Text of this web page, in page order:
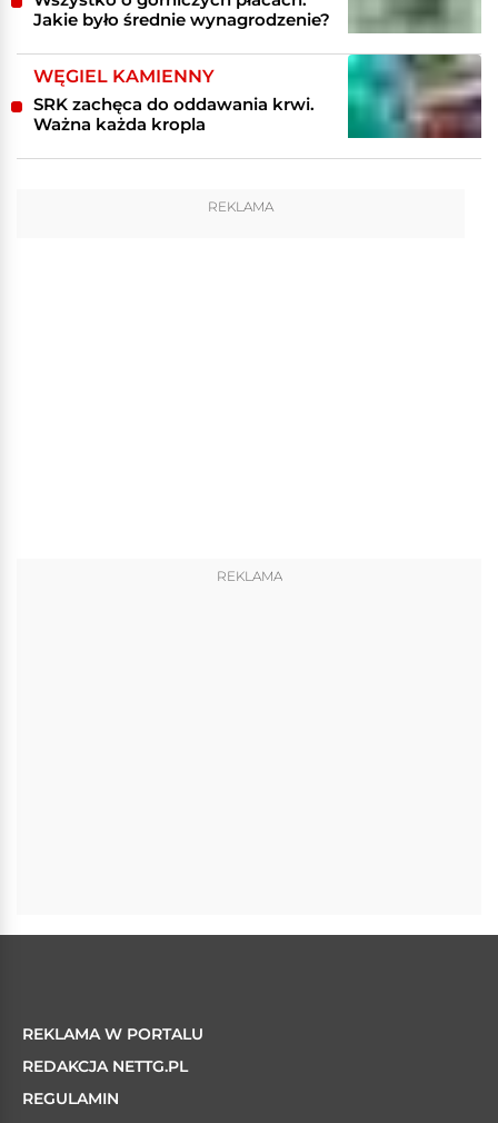
Jakie było średnie wynagrodzenie?
WĘGIEL KAMIENNY
SRK zachęca do oddawania krwi.
Ważna każda kropla
REKLAMA
REKLAMA
REKLAMA W PORTALU
REDAKCJA NETTG.PL
REGULAMIN